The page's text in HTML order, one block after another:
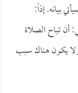
بيانه. إذاً:
أن تباح الصلاة
يكون هناك سبب